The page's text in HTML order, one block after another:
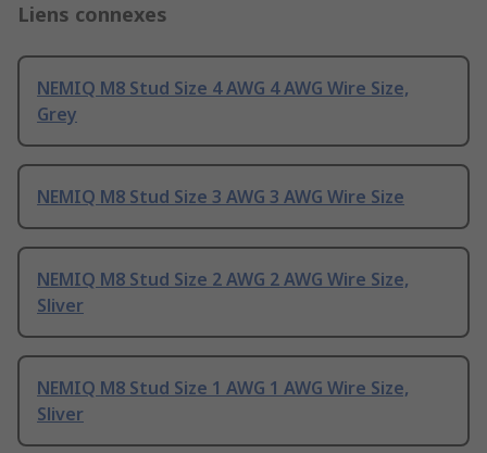
Liens connexes
NEMIQ M8 Stud Size 4 AWG 4 AWG Wire Size,
Grey
NEMIQ M8 Stud Size 3 AWG 3 AWG Wire Size
NEMIQ M8 Stud Size 2 AWG 2 AWG Wire Size,
Sliver
NEMIQ M8 Stud Size 1 AWG 1 AWG Wire Size,
Sliver